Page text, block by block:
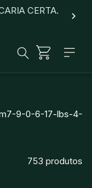
CERTA.
9-0-6-17-lbs-4-
753 produtos